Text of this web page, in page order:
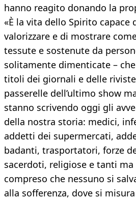
hanno reagito donando la
«È la vita dello Spirito capace
valorizzare e di mostrare
tessute e sostenute da
solitamente dimenticate –
titoli dei giornali e delle
passerelle dell’ultimo show
stanno scrivendo oggi gli
della nostra storia: medici,
addetti dei supermercati,
badanti, trasportatori, forze
sacerdoti, religiose e tanti
compreso che nessuno si
alla sofferenza, dove si